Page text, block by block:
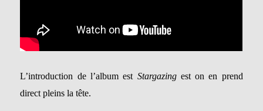
L’introduction de l’album est Stargazingest on en prend
direct pleins la tête.